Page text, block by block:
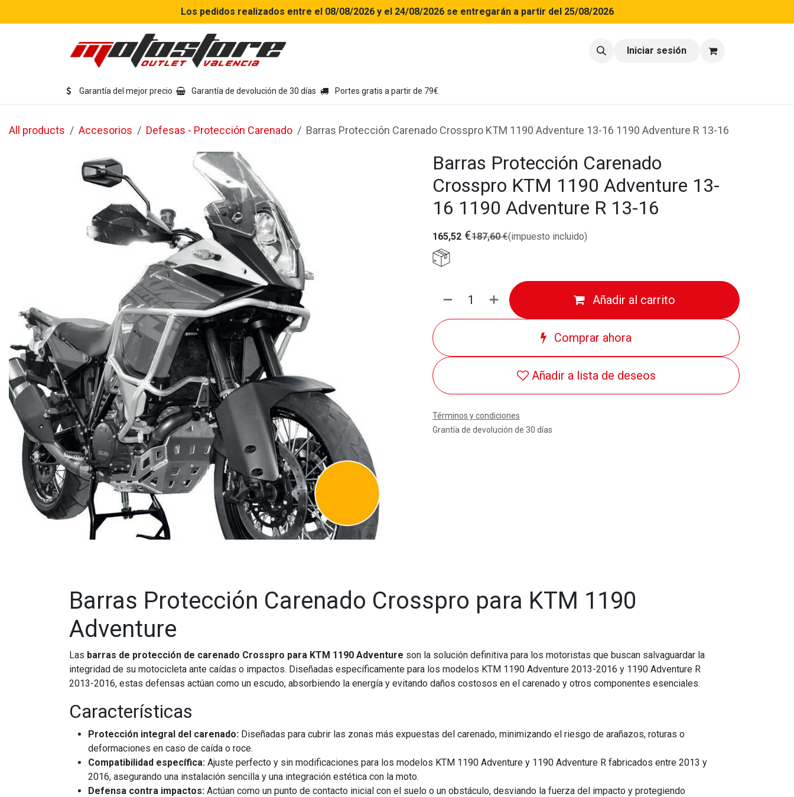
Los pedidos realizados entre el 08/08/2026 y el 24/08/2026 se entregarán a partir del 25/08/2026
Equipamiento moto Iniciar sesión
Garantía del mejor precio Garantía de devolución de 30 días Portes gratis a partir de 79€
All products Accesorios Defesas - Protección Carenado Barras Protección Carenado Crosspro KTM 1190 Adventure 13-16 1190 Adventure R 13-16
Barras Protección Carenado
Crosspro KTM 1190 Adventure 13-
16 1190 Adventure R 13-16
165,52 €187,60€(impuesto incluido)
Añadir al carrito
Comprar ahora
Añadir a lista de deseos
Términos y condiciones
Grantía de devolución de 30 días
Barras Protección Carenado Crosspro para KTM 1190
Adventure
Las barras de protección de carenado Crosspro para KTM 1190 Adventure son la solución definitiva para los motoristas que buscan salvaguardar la
integridad de su motocicleta ante caídas o impactos. Diseñadas específicamente para los modelos KTM 1190 Adventure 2013-2016 y 1190 Adventure R
2013-2016, estas defensas actúan como un escudo, absorbiendo la energía y evitando daños costosos en el carenado y otros componentes esenciales.
Características
Protección integral del carenado: Diseñadas para cubrir las zonas más expuestas del carenado, minimizando el riesgo de arañazos, roturas o
deformaciones en caso de caída o roce.
Compatibilidad específica: Ajuste perfecto y sin modificaciones para los modelos KTM 1190 Adventure y 1190 Adventure R fabricados entre 2013 y
2016, asegurando una instalación sencilla y una integración estética con la moto.
Defensa contra impactos: Actúan como un punto de contacto inicial con el suelo o un obstáculo, desviando la fuerza del impacto y protegiendo